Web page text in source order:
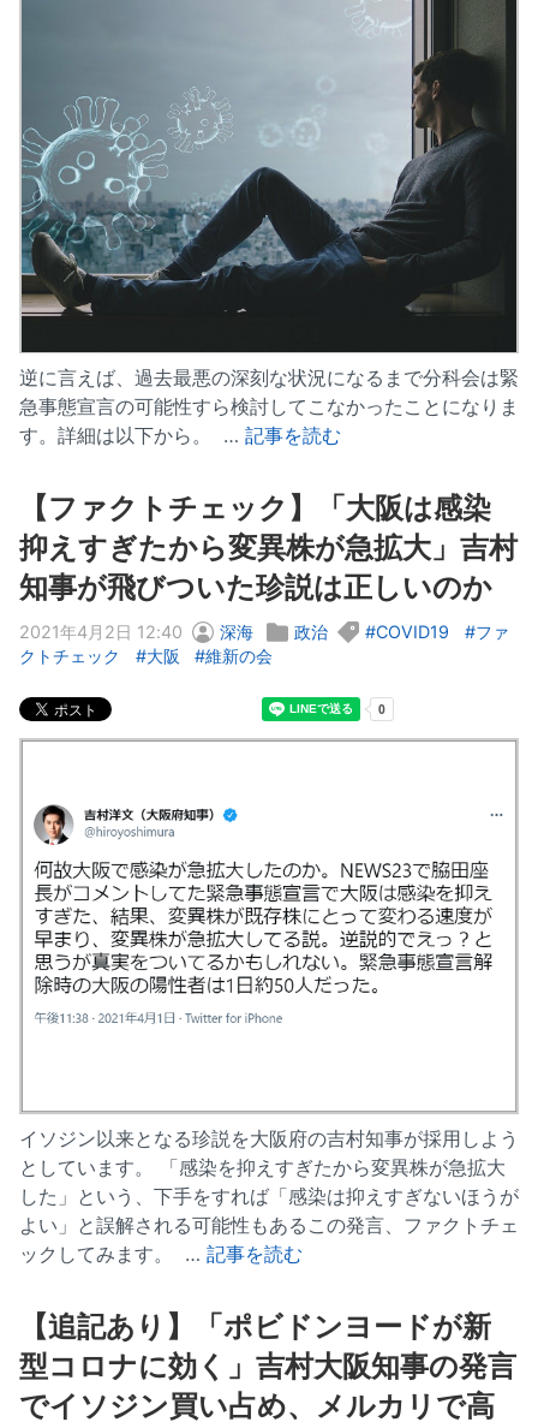
逆に言えば、過去最悪の深刻な状況になるまで分科会は緊
急事態宣言の可能性すら検討してこなかったことになりま
す。詳細は以下から。 … 記事を読む
【ファクトチェック】「大阪は感染
抑えすぎたから変異株が急拡大」吉村
知事が飛びついた珍説は正しいのか
2021年4月2日 12:40 深海 政治 COVID19
ファ
クトチェック
大阪 維新の会
イソジン以来となる珍説を大阪府の吉村知事が採用しよう
としています。 「感染を抑えすぎたから変異株が急拡大
した」という、下手をすれば「感染は抑えすぎないほうが
よい」と誤解される可能性もあるこの発言、ファクトチェ
ックしてみます。 … 記事を読む
【追記あり】「ポビドンヨードが新
型コロナに効く」吉村大阪知事の発言
でイソジン買い占め、メルカリで高